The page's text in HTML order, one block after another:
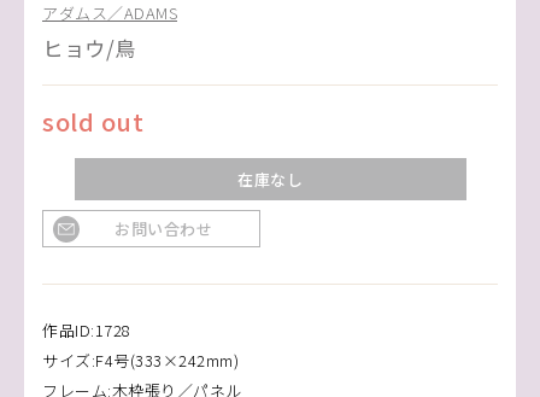
アダムス／ADAMS
ヒョウ/鳥
sold out
在庫なし
お問い合わせ
作品ID:1728
サイズ:F4号(333×242mm)
フレーム:木枠張り／パネル